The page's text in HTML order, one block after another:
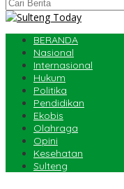
BERANDA
Nasional
Internasional
Hukum
Politika
Pendidikan
Ekobis
Olahraga
Opini
Kesehatan
Sulteng